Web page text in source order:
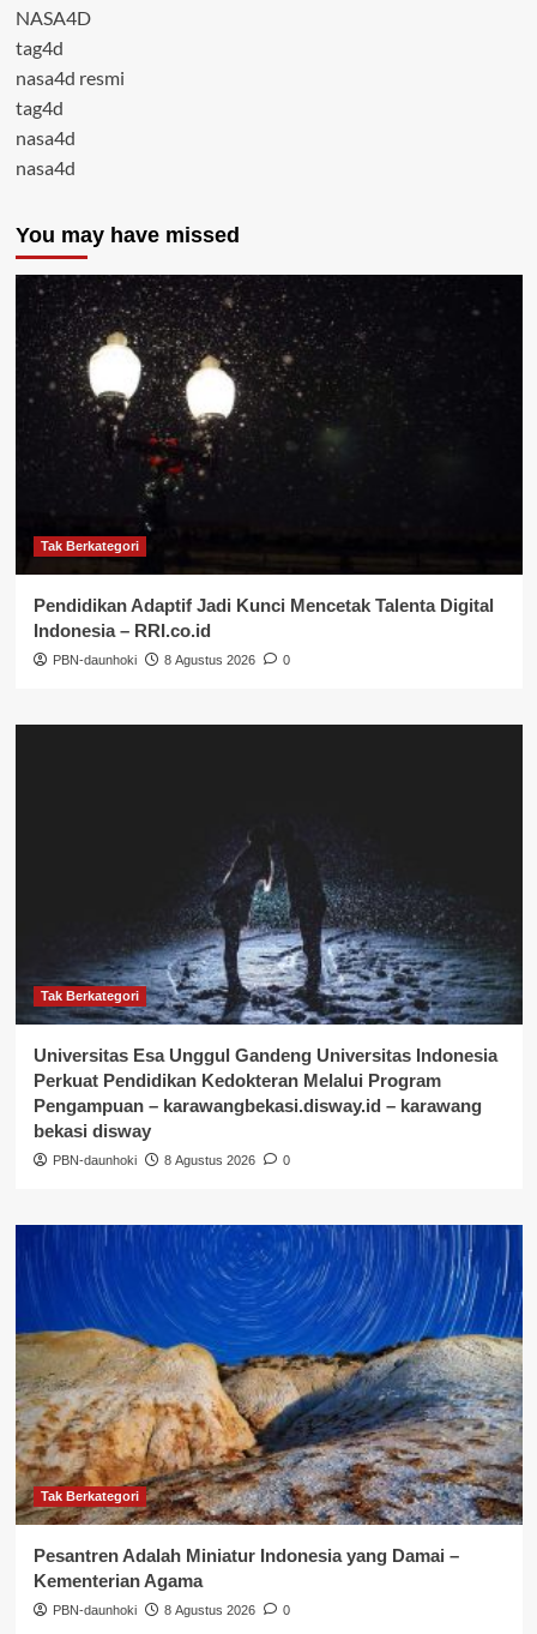
NASA4D
tag4d
nasa4d resmi
tag4d
nasa4d
nasa4d
You may have missed
Tak Berkategori
Pendidikan Adaptif Jadi Kunci Mencetak Talenta Digital
Indonesia – RRI.co.id
PBN-daunhoki 8 Agustus 2026 0
Tak Berkategori
Universitas Esa Unggul Gandeng Universitas Indonesia
Perkuat Pendidikan Kedokteran Melalui Program
Pengampuan – karawangbekasi.disway.id – karawang
bekasi disway
PBN-daunhoki 8 Agustus 2026 0
Tak Berkategori
Pesantren Adalah Miniatur Indonesia yang Damai –
Kementerian Agama
PBN-daunhoki 8 Agustus 2026 0